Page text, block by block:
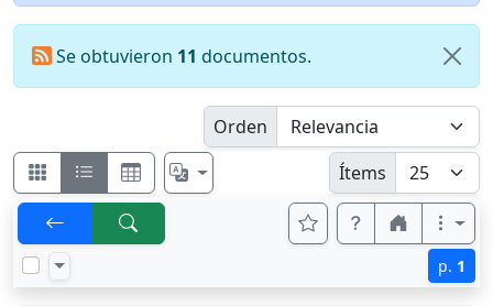
Se obtuvieron 11 documentos.
Orden
Ítems
p. 1